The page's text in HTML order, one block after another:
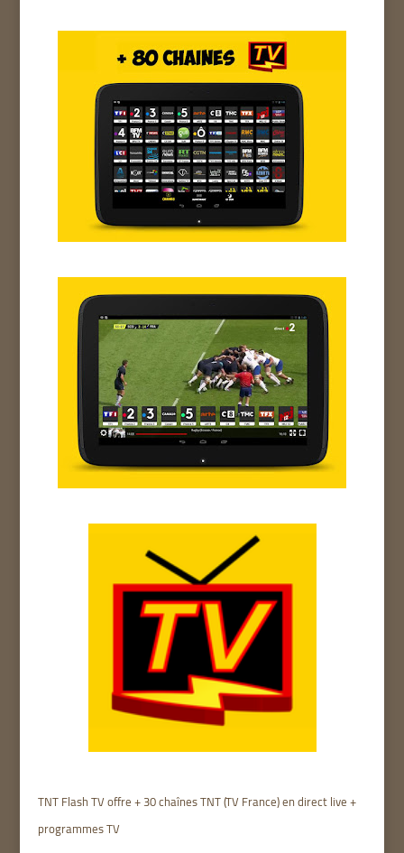
TNT Flash TV offre + 30 chaînes TNT (TV France) en direct live +
programmes TV